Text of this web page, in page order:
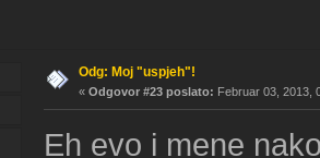
Odg: Moj "uspjeh"!
« Odgovor #23 poslato: Februar 03, 2013,
Eh evo i mene